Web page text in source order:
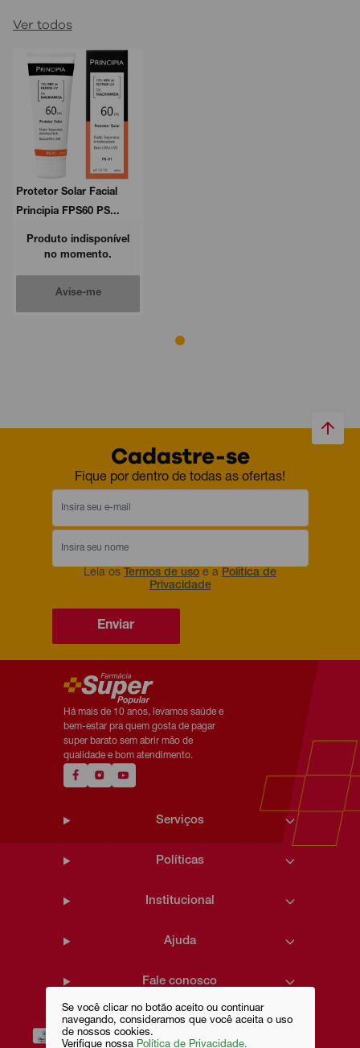
Se você clicar no botão aceito ou continuar
navegando, consideramos que você aceita o uso
de nossos cookies.
Verifique nossa Política de Privacidade.
Ver todos
Protetor Solar Facial
Principia FPS60 PS...
Produto indisponível
no momento.
Avise-me
Cadastre-se
Fique por dentro de todas as ofertas!
Leia os Termos de uso e a Política de
Privacidade
Enviar
Há mais de 10 anos, levamos saúde e
bem-estar pra quem gosta de pagar
super barato sem abrir mão de
qualidade e bom atendimento.
Serviços
Políticas
Institucional
Ajuda
Fale conosco